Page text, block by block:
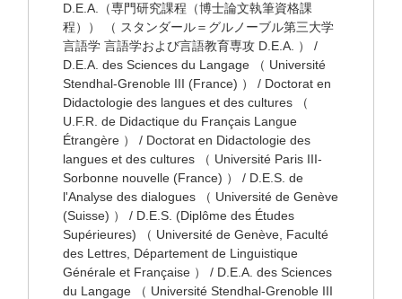
D.E.A.（専門研究課程（博士論文執筆資格課
程）） （ スタンダール＝グルノーブル第三大学
言語学 言語学および言語教育専攻 D.E.A. ） /
D.E.A. des Sciences du Langage （ Université
Stendhal-Grenoble III (France) ） / Doctorat en
Didactologie des langues et des cultures （
U.F.R. de Didactique du Français Langue
Étrangère ） / Doctorat en Didactologie des
langues et des cultures （ Université Paris III-
Sorbonne nouvelle (France) ） / D.E.S. de
l'Analyse des dialogues （ Université de Genève
(Suisse) ） / D.E.S. (Diplôme des Études
Supérieures) （ Université de Genève, Faculté
des Lettres, Département de Linguistique
Générale et Française ） / D.E.A. des Sciences
du Langage （ Université Stendhal-Grenoble III